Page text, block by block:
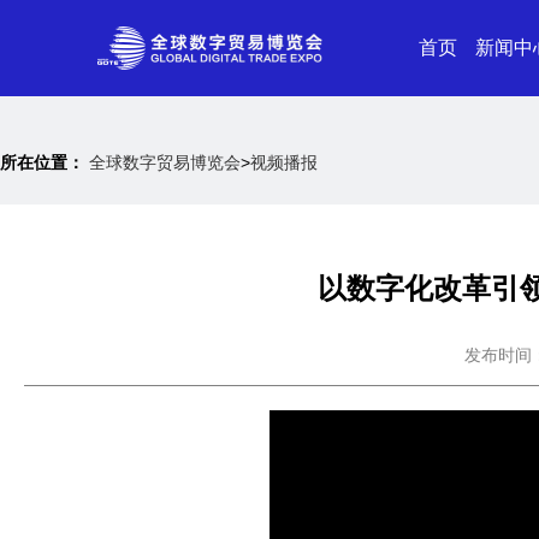
首页 新闻中
所在位置： 全球数字贸易博览会>视频播报
以数字化改革引
发布时间